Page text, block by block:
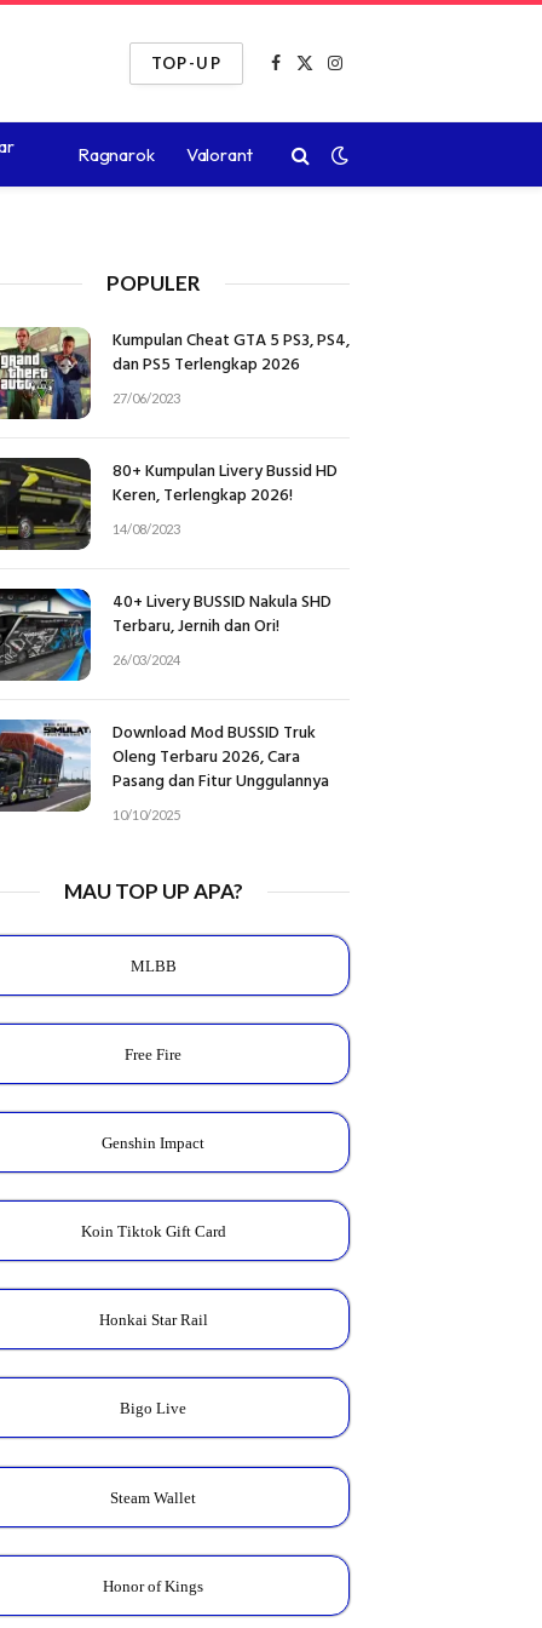
TOP-UP
Facebook
X
Instagram
Ragnarok Valorant
POPULER
Kumpulan Cheat GTA 5 PS3, PS4,
dan PS5 Terlengkap 2026
27/06/2023
80+ Kumpulan Livery Bussid HD
Keren, Terlengkap 2026!
14/08/2023
40+ Livery BUSSID Nakula SHD
Terbaru, Jernih dan Ori!
26/03/2024
Download Mod BUSSID Truk
Oleng Terbaru 2026, Cara
Pasang dan Fitur Unggulannya
10/10/2025
MAU TOP UP APA?
MLBB
Free Fire
Genshin Impact
Koin Tiktok Gift Card
Honkai Star Rail
Bigo Live
Steam Wallet
Honor of Kings